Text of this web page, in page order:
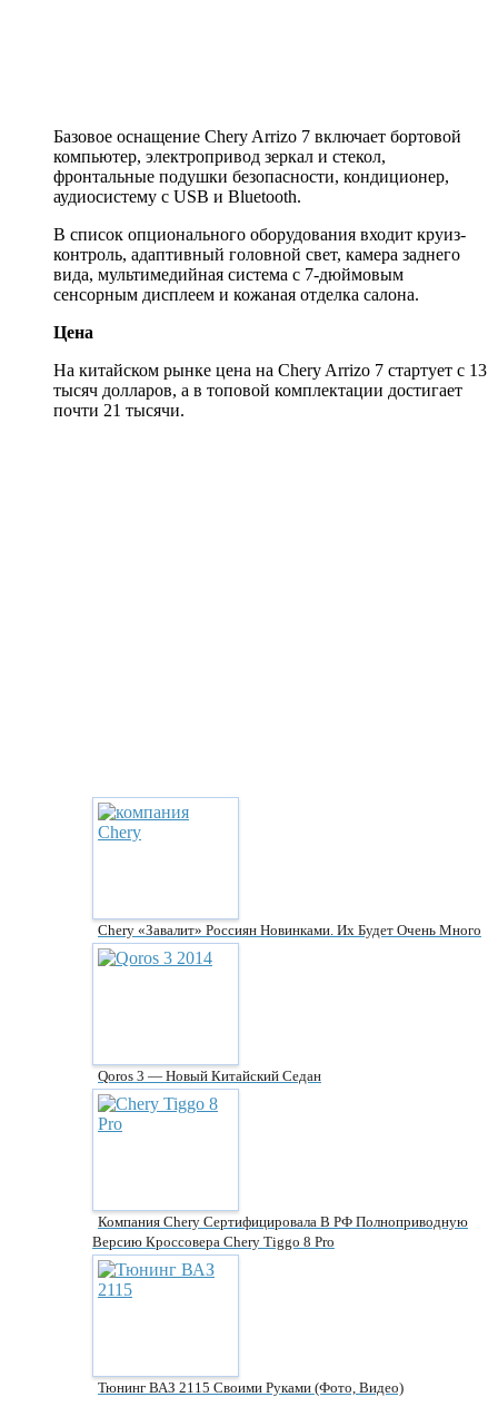
Базовое оснащение Chery Arrizo 7 включает бортовой
компьютер, электропривод зеркал и стекол,
фронтальные подушки безопасности, кондиционер,
аудиосистему с USB и Bluetooth.
В список опционального оборудования входит круиз-
контроль, адаптивный головной свет, камера заднего
вида, мультимедийная система с 7-дюймовым
сенсорным дисплеем и кожаная отделка салона.
Цена
На китайском рынке цена на Chery Arrizo 7 стартует с 13
тысяч долларов, а в топовой комплектации достигает
почти 21 тысячи.
Chery «завалит» Россиян Новинками. Их Будет Очень Много
Qoros 3 — Новый Китайский Седан
Компания Chery Сертифицировала В РФ Полноприводную
Версию Кроссовера Chery Tiggo 8 Pro
Тюнинг ВАЗ 2115 Своими Руками (фото, Видео)